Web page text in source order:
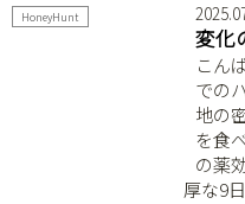
HoneyHunt
変化
こん
での
地の
を食
の薬
厚な9